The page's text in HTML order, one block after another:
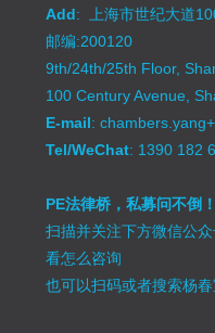
Add: 上海市世纪大道
邮编:200120
9th/24th/25th Floor,
100 Century Avenue,
E-mail:
Tel/WeChat: 1390 182
PE法律桥，私募问不倒
扫描并关注下方微信公
看怎么咨询
也可以扫码或者搜索杨